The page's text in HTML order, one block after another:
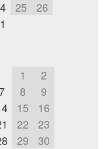
25
26
1
2
8
9
15
16
22
23
29 30